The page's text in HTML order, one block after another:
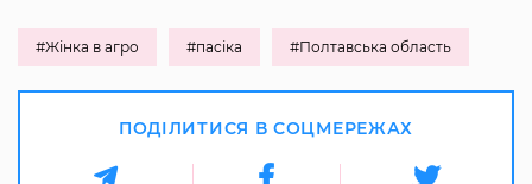
#Жінка в агро #пасіка #Полтавська область
ПОДІЛИТИСЯ В СОЦМЕРЕЖАХ